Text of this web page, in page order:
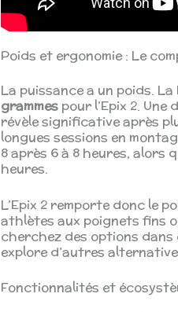
Poids et ergonomie : Le
La puissance a un poids. La
grammes pour l’Epix 2.
révèle significative après
longues sessions en
8 après 6 à 8 heures, alors
heures.
L’Epix 2 remporte donc le
athlètes aux poignets fins
cherchez des options
explore d’autres
Fonctionnalités et